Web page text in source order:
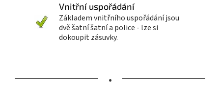
Vnitřní uspořádání
Základem vnitřního uspořádání jsou
dvě šatní šatní a police - lze si
dokoupit zásuvky.
•